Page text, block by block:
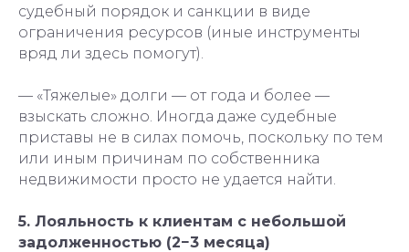
судебный порядок и санкции в виде
ограничения ресурсов (иные инструменты
вряд ли здесь помогут).
— «Тяжелые» долги — от года и более —
взыскать сложно. Иногда даже судебные
приставы не в силах помочь, поскольку по тем
или иным причинам по собственника
недвижимости просто не удается найти.
5. Лояльность к клиентам с небольшой
задолженностью (2−3 месяца)